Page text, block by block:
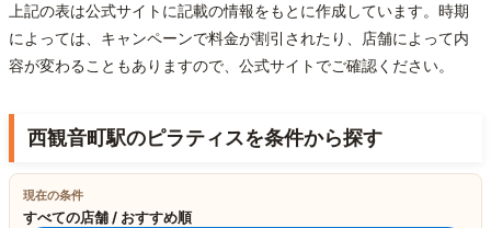
上記の表は公式サイトに記載の情報をもとに作成しています。時期
によっては、キャンペーンで料金が割引されたり、店舗によって内
容が変わることもありますので、公式サイトでご確認ください。
西観音町駅のピラティスを条件から探す
現在の条件
すべての店舗 / おすすめ順